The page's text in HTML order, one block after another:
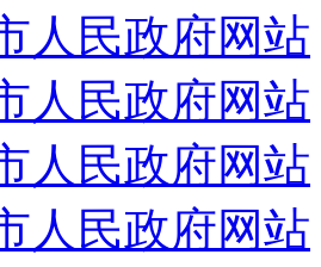
人民政府网站
人民政府网站
人民政府网站
人民政府网站